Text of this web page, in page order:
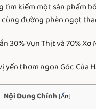
tìm kiếm một sản phẩm
đường phèn ngọt
30% Vụn Thịt và 70%
yến thơm ngon Góc Của
Nội Dung Chính [Ẩn]